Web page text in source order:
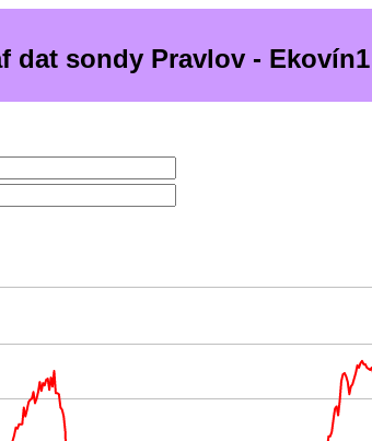
dat sondy Pravlov - Ekovín1